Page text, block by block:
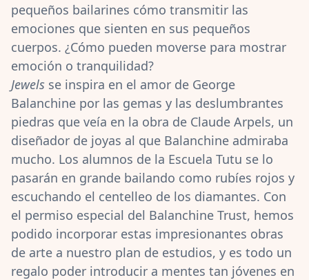
pequeños bailarines cómo transmitir las
emociones que sienten en sus pequeños
cuerpos. ¿Cómo pueden moverse para mostrar
emoción o tranquilidad?
Jewels se inspira en el amor de George
Balanchine por las gemas y las deslumbrantes
piedras que veía en la obra de Claude Arpels, un
diseñador de joyas al que Balanchine admiraba
mucho. Los alumnos de la Escuela Tutu se lo
pasarán en grande bailando como rubíes rojos y
escuchando el centelleo de los diamantes. Con
el permiso especial del Balanchine Trust, hemos
podido incorporar estas impresionantes obras
de arte a nuestro plan de estudios, y es todo un
regalo poder introducir a mentes tan jóvenes en